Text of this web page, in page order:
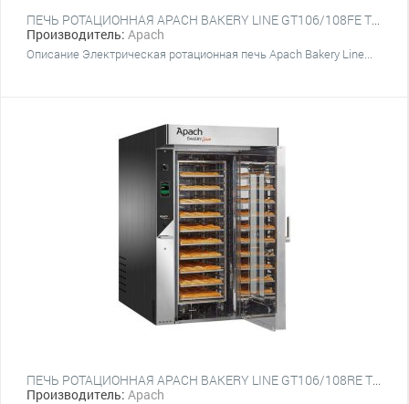
ПЕЧЬ РОТАЦИОННАЯ APACH BAKERY LINE GT106/108FE TS (КРЮК)
Производитель: Apach
Описание Электрическая ротационная печь Apach Bakery Line...
ПЕЧЬ РОТАЦИОННАЯ APACH BAKERY LINE GT106/108RE TS (КРЮК)
Производитель: Apach